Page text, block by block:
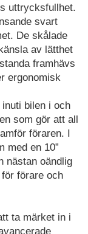
uttrycksfullhet.
svart
De skålade
av lätthet
framhävs
ergonomisk
bilen i och
som gör att all
föraren. I
med en 10”
nästan oändlig
förare och
ta märket in i